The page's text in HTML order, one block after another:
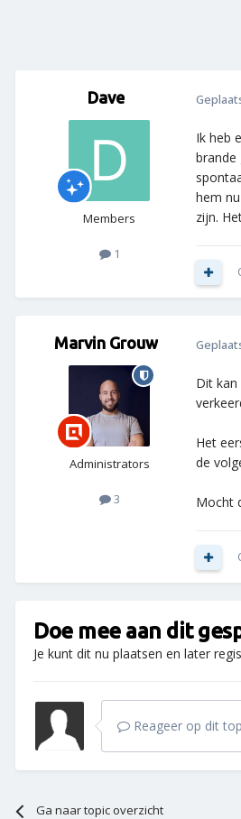
Dave
Members
1
Ik heb
brande
hem
zijn.
Marvin Grouw
Administrators
3
Dit
Het
de
Mocht
Doe mee aan dit
Je kunt dit nu plaatsen en later
Reageer op dit
Ga naar topic overzicht